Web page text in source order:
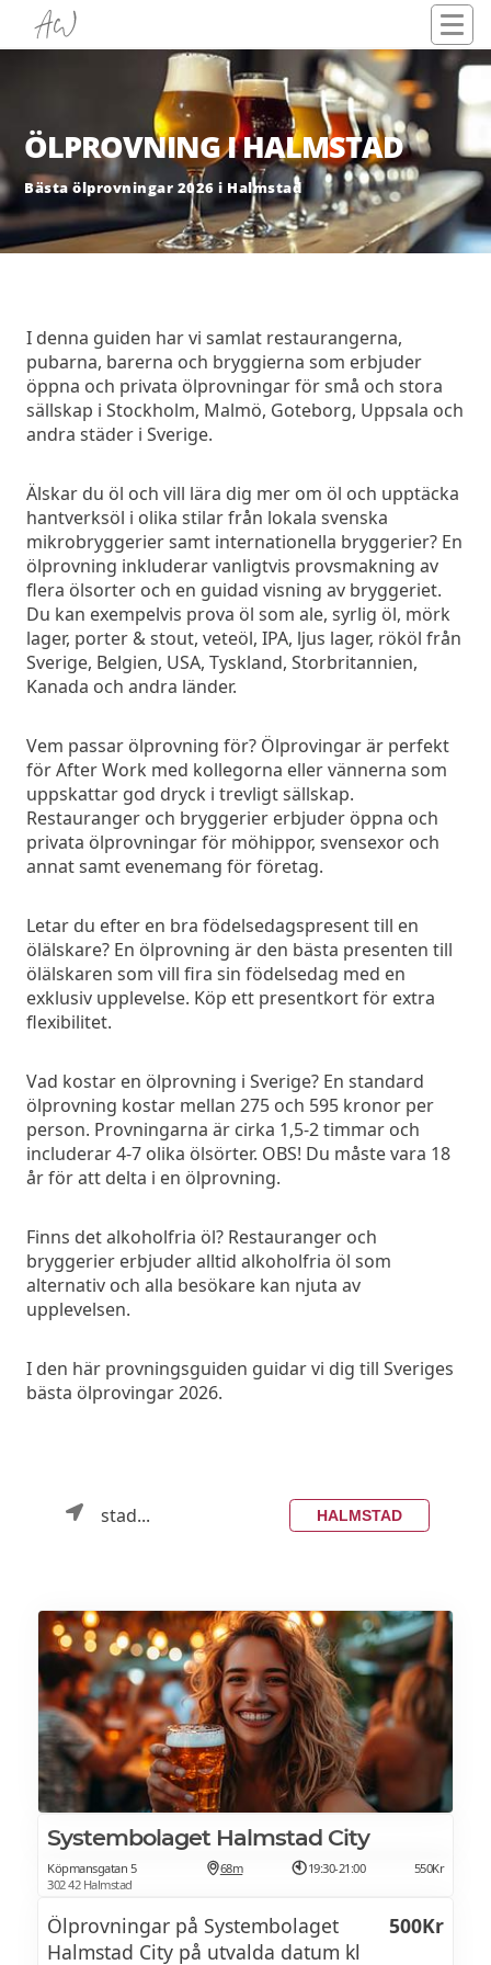
ÖLPROVNING I HALMSTAD
Bästa ölprovningar 2026 i Halmstad
I denna guiden har vi samlat restaurangerna,
pubarna, barerna och bryggierna som erbjuder
öppna och privata ölprovningar för små och stora
sällskap i Stockholm, Malmö, Goteborg, Uppsala och
andra städer i Sverige.
Älskar du öl och vill lära dig mer om öl och upptäcka
hantverksöl i olika stilar från lokala svenska
mikrobryggerier samt internationella bryggerier? En
ölprovning inkluderar vanligtvis provsmakning av
flera ölsorter och en guidad visning av bryggeriet.
Du kan exempelvis prova öl som ale, syrlig öl, mörk
lager, porter & stout, veteöl, IPA, ljus lager, rököl från
Sverige, Belgien, USA, Tyskland, Storbritannien,
Kanada och andra länder.
Vem passar ölprovning för? Ölprovingar är perfekt
för After Work med kollegorna eller vännerna som
uppskattar god dryck i trevligt sällskap.
Restauranger och bryggerier erbjuder öppna och
privata ölprovningar för möhippor, svensexor och
annat samt evenemang för företag.
Letar du efter en bra födelsedagspresent till en
ölälskare? En ölprovning är den bästa presenten till
ölälskaren som vill fira sin födelsedag med en
exklusiv upplevelse. Köp ett presentkort för extra
flexibilitet.
Vad kostar en ölprovning i Sverige? En standard
ölprovning kostar mellan 275 och 595 kronor per
person. Provningarna är cirka 1,5-2 timmar och
includerar 4-7 olika ölsörter. OBS! Du måste vara 18
år för att delta i en ölprovning.
Finns det alkoholfria öl? Restauranger och
bryggerier erbjuder alltid alkoholfria öl som
alternativ och alla besökare kan njuta av
upplevelsen.
I den här provningsguiden guidar vi dig till Sveriges
bästa ölprovingar 2026.
stad... HALMSTAD
Systembolaget Halmstad City
Köpmansgatan 5
302 42 Halmstad
68m 19:30-21:00 550Kr
Ölprovningar på Systembolaget
Halmstad City på utvalda datum kl
500Kr